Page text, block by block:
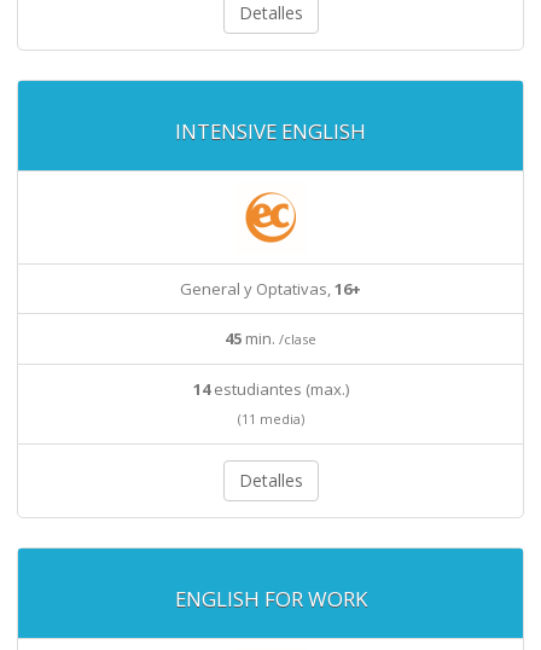
Detalles
INTENSIVE ENGLISH
General y Optativas,16+
45 min. /clase
14estudiantes (max.)
(11 media)
Detalles
ENGLISH FOR WORK